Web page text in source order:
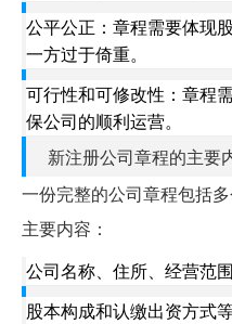
公平公正：章程需要体现
一方过于倚重。
可行性和可修改性：章程
保公司的顺利运营。
新注册公司章程的主要
一份完整的公司章程包括
主要内容：
公司名称、住所、经营范
股本构成和认缴出资方式